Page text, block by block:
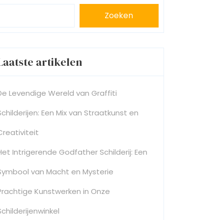
Zoeken
artikelen
Levendige Wereld van Graffiti
Een Mix van Straatkunst en
Intrigerende Godfather Schilderij: Een
van Macht en Mysterie
Kunstwerken in Onze